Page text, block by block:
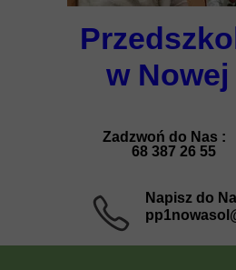
Napisz do
Zadzwoń do Nas :
68 387 26 55
w